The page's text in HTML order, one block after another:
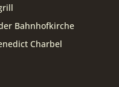
Bahnhofkirche
Charbel